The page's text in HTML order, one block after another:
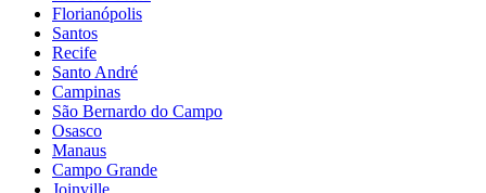
Florianópolis
Santos
Recife
Santo André
Campinas
São Bernardo do Campo
Osasco
Manaus
Campo Grande
Joinville